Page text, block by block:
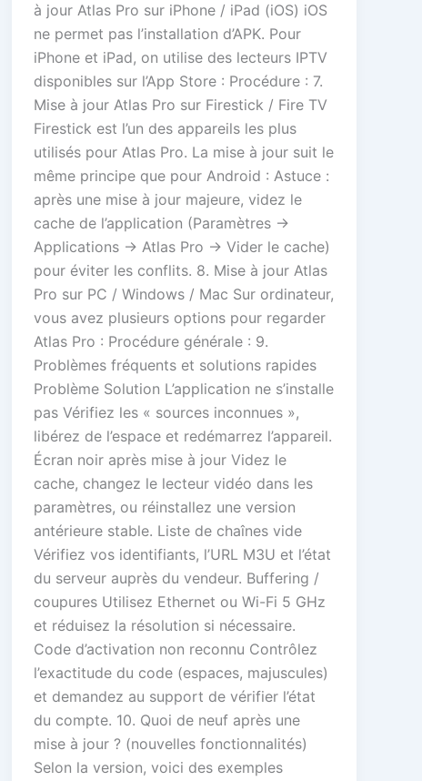
à jour Atlas Pro sur iPhone / iPad (iOS) iOS
ne permet pas l’installation d’APK. Pour
iPhone et iPad, on utilise des lecteurs IPTV
disponibles sur l’App Store : Procédure : 7.
Mise à jour Atlas Pro sur Firestick / Fire TV
Firestick est l’un des appareils les plus
utilisés pour Atlas Pro. La mise à jour suit le
même principe que pour Android : Astuce :
après une mise à jour majeure, videz le
cache de l’application (Paramètres →
Applications → Atlas Pro → Vider le cache)
pour éviter les conflits. 8. Mise à jour Atlas
Pro sur PC / Windows / Mac Sur ordinateur,
vous avez plusieurs options pour regarder
Atlas Pro : Procédure générale : 9.
Problèmes fréquents et solutions rapides
Problème Solution L’application ne s’installe
pas Vérifiez les « sources inconnues »,
libérez de l’espace et redémarrez l’appareil.
Écran noir après mise à jour Videz le
cache, changez le lecteur vidéo dans les
paramètres, ou réinstallez une version
antérieure stable. Liste de chaînes vide
Vérifiez vos identifiants, l’URL M3U et l’état
du serveur auprès du vendeur. Buffering /
coupures Utilisez Ethernet ou Wi-Fi 5 GHz
et réduisez la résolution si nécessaire.
Code d’activation non reconnu Contrôlez
l’exactitude du code (espaces, majuscules)
et demandez au support de vérifier l’état
du compte. 10. Quoi de neuf après une
mise à jour ? (nouvelles fonctionnalités)
Selon la version, voici des exemples